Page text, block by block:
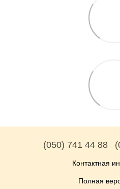
(050) 741 44 88
Контактная
Полная